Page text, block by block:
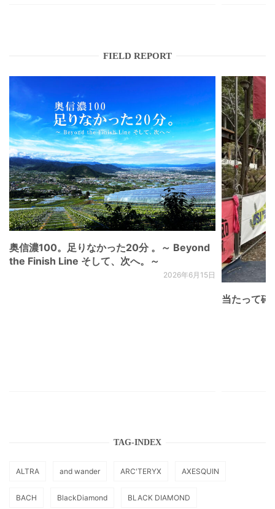
FIELD REPORT
奥信濃100。足りなかった20分 。～ Beyond
the Finish Line そして、次へ。～
2026年6月15日
当たって砕
TAG-INDEX
ALTRA and wander ARC'TERYX AXESQUIN
BACH BlackDiamond BLACK DIAMOND